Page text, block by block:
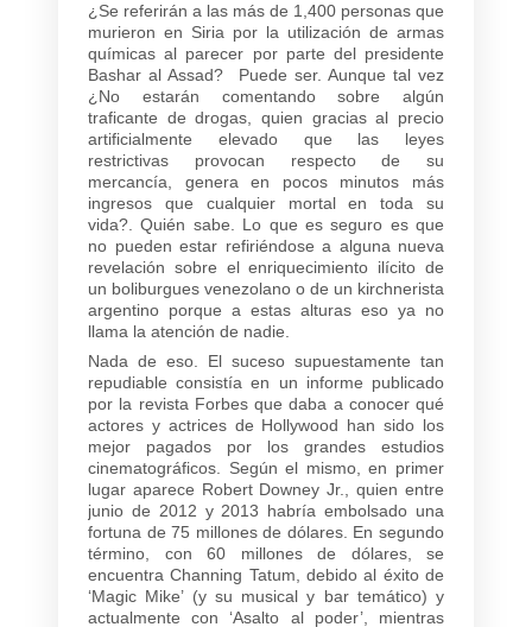
¿Se referirán a las más de 1,400 personas que
murieron en Siria por la utilización de armas
químicas al parecer por parte del presidente
Bashar al Assad? Puede ser. Aunque tal vez
¿No estarán comentando sobre algún
traficante de drogas, quien gracias al precio
artificialmente elevado que las leyes
restrictivas provocan respecto de su
mercancía, genera en pocos minutos más
ingresos que cualquier mortal en toda su
vida?. Quién sabe. Lo que es seguro es que
no pueden estar refiriéndose a alguna nueva
revelación sobre el enriquecimiento ilícito de
un boliburgues venezolano o de un kirchnerista
argentino porque a estas alturas eso ya no
llama la atención de nadie.
Nada de eso. El suceso supuestamente tan
repudiable consistía en un informe publicado
por la revista Forbes que daba a conocer qué
actores y actrices de Hollywood han sido los
mejor pagados por los grandes estudios
cinematográficos. Según el mismo, en primer
lugar aparece Robert Downey Jr., quien entre
junio de 2012 y 2013 habría embolsado una
fortuna de 75 millones de dólares. En segundo
término, con 60 millones de dólares, se
encuentra Channing Tatum, debido al éxito de
‘Magic Mike’ (y su musical y bar temático) y
actualmente con ‘Asalto al poder’, mientras